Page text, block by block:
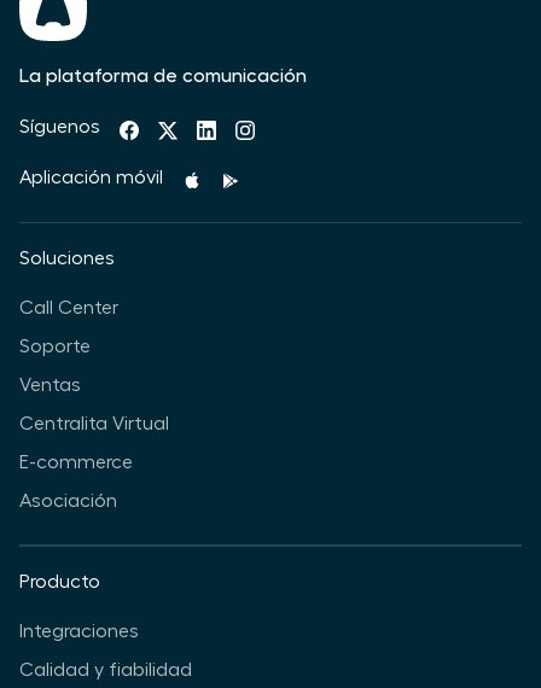
La plataforma de comunicación
Síguenos
Aplicación móvil
Soluciones
Call Center
Soporte
Ventas
Centralita Virtual
E-commerce
Asociación
Producto
Integraciones
Calidad y fiabilidad